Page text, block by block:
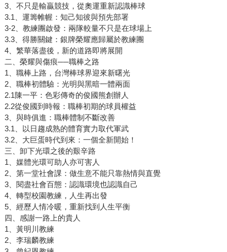
3、不只是輸贏競技，從奧運重新認識棒球
3.1、運籌帷幄：知己知彼與預先部署
3-2、教練團啟發：兩隊較量不只是在球場上
3.3、得勝關鍵：銀牌榮耀應歸屬於教練團
4、繁華落盡後，新的道路即將展開
二、榮耀與傷痕──職棒之路
1、職棒上路，台灣棒球界迎來新曙光
2、職棒初體驗：光明與黑暗一體兩面
2.1陳一平：色彩傳奇的俊國熊創辦人
2.2從俊國到時報：職棒初期的球員權益
3、與時俱進：職棒體制不斷改善
3.1、以日趨成熟的體育實力取代軍武
3.2、大巨蛋時代到來：一個全新開始！
三、卸下光環之後的艱辛路
1、媒體光環可助人亦可害人
2、第一堂社會課：做生意不能只靠熱情與直覺
3、閱盡社會百態：認識環境也認識自己
4、轉型校園教練，人生再出發
5、經歷人情冷暖，重新找到人生平衡
四、感謝一路上的貴人
1、黃明川教練
2、李瑞麟教練